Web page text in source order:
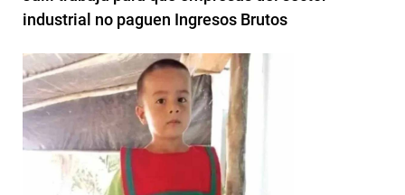
industrial no paguen Ingresos Brutos